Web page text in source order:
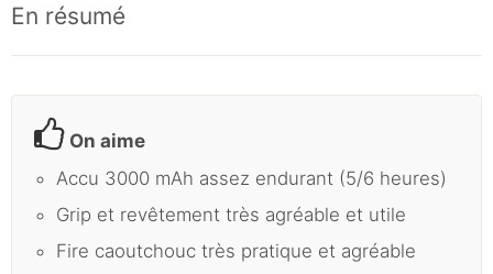
En résumé
On aime
Accu 3000 mAh assez endurant (5/6 heures)
Grip et revêtement très agréable et utile
Fire caoutchouc très pratique et agréable